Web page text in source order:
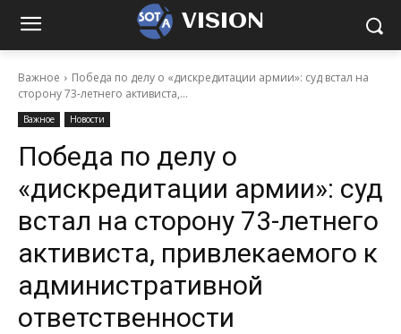
VISION
Важное
Победа по делу о «дискредитации армии»: суд встал на
сторону 73-летнего активиста,...
Важное Новости
Победа по делу о
«дискредитации армии»: суд
встал на сторону 73-летнего
активиста, привлекаемого к
административной
ответственности